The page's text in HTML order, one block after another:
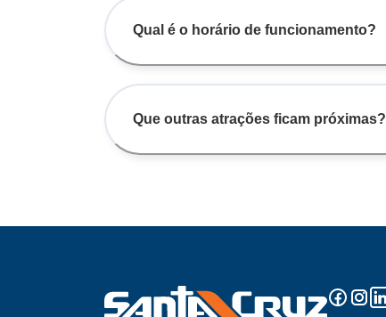
Qual é o horário de funcionamento?
Que outras atrações ficam próximas?